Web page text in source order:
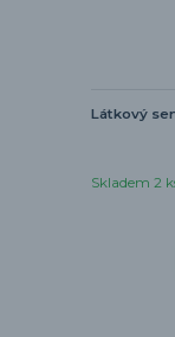
Látkový
Skladem 2